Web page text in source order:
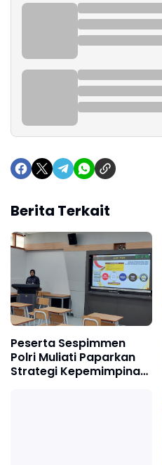
Berita Terkait
Peserta Sespimmen
Polri Muliati Paparkan
Strategi Kepemimpinan